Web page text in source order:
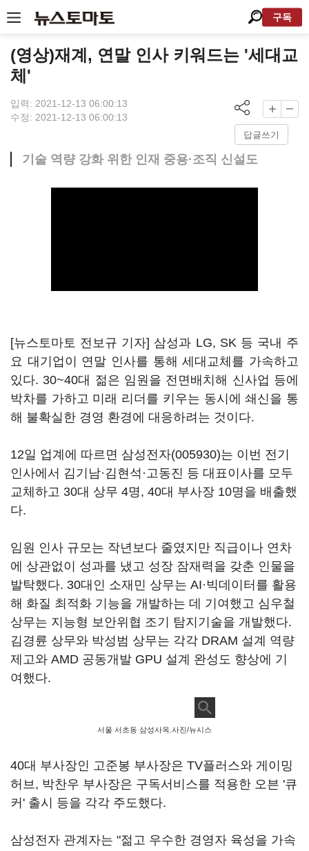
구독
(영상)재계, 연말 인사 키워드는 '세대교
체'
입력: 2021-12-13 06:00:13
수정: 2021-12-13 06:00:13
답글쓰기
기술 역량 강화 위한 인재 중용·조직 신설도
[뉴스토마토 전보규 기자] 삼성과 LG, SK 등 국내 주
요 대기업이 연말 인사를 통해 세대교체를 가속하고
있다. 30~40대 젊은 임원을 전면배치해 신사업 등에
박차를 가하고 미래 리더를 키우는 동시에 쇄신을 통
해 불확실한 경영 환경에 대응하려는 것이다.
12일 업계에 따르면 삼성전자(005930)는 이번 전기
인사에서 김기남·김현석·고동진 등 대표이사를 모두
교체하고 30대 상무 4명, 40대 부사장 10명을 배출했
다.
임원 인사 규모는 작년보다 줄였지만 직급이나 연차
에 상관없이 성과를 냈고 성장 잠재력을 갖춘 인물을
발탁했다. 30대인 소재민 상무는 AI·빅데이터를 활용
해 화질 최적화 기능을 개발하는 데 기여했고 심우철
상무는 지능형 보안위협 조기 탐지기술을 개발했다.
김경륜 상무와 박성범 상무는 각각 DRAM 설계 역량
제고와 AMD 공동개발 GPU 설계 완성도 향상에 기
여했다.
서울 서초동 삼성사옥.사진/뉴시스
40대 부사장인 고준봉 부사장은 TV플러스와 게이밍
허브, 박찬우 부사장은 구독서비스를 적용한 오븐 '큐
커' 출시 등을 각각 주도했다.
삼성전자 관계자는 "젊고 우수한 경영자 육성을 가속